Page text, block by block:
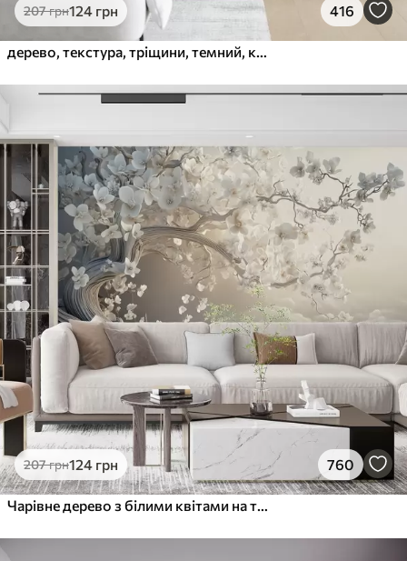
207грн124 грн 416
207грн124 грн 760